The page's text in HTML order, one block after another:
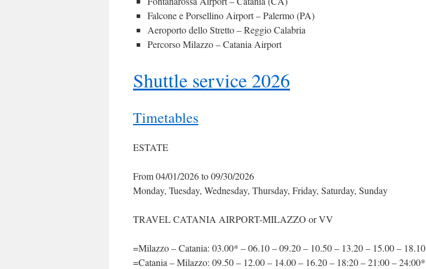
Falcone e Porsellino Airport – Palermo (PA)
Aeroporto dello Stretto – Reggio Calabria
Percorso Milazzo – Catania Airport
Shuttle service 2026
Timetables
ESTATE
From 04/01/2026 to 09/30/2026
Monday, Tuesday, Wednesday, Thursday, Friday, Saturday, Sunday
TRAVEL CATANIA AIRPORT-MILAZZO or VV
=Milazzo – Catania: 03.00* – 06.10 – 09.20 – 10.50 – 13.20 – 15.00 – 18.10
=Catania – Milazzo: 09.50 – 12.00 – 14.00 – 16.20 – 18:20 – 21:00 – 24:00*